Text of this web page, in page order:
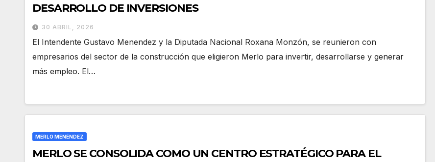
DESARROLLO DE INVERSIONES
30 ABRIL, 2026
El Intendente Gustavo Menendez y la Diputada Nacional Roxana Monzón, se reunieron con
empresarios del sector de la construcción que eligieron Merlo para invertir, desarrollarse y generar
más empleo. El…
MERLO MENÉNDEZ
MERLO SE CONSOLIDA COMO UN CENTRO ESTRATÉGICO PARA EL